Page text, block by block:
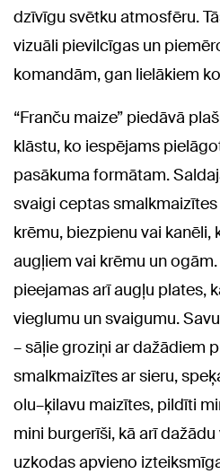
dzīvīgu svētku atmosfēru.
vizuāli pievilcīgas un
komandām, gan lielākiem
“Franču maize” piedāvā
klāstu, ko iespējams
pasākuma formātam.
svaigi ceptas
krēmu, biezpienu vai kanēli,
augļiem vai krēmu un
pieejamas arī augļu plates,
vieglumu un svaigumu.
– sāļie groziņi ar dažādiem
smalkmaizītes ar sieru,
olu–ķilavu maizītes, pildīti
mini burgerīši, kā arī
uzkodas apvieno